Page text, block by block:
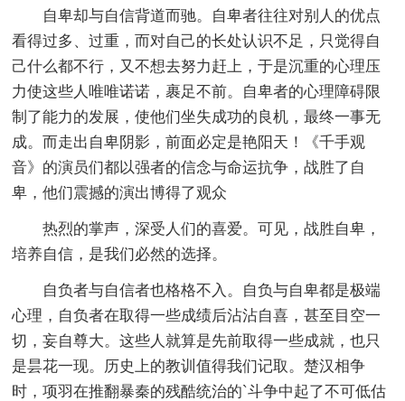
自卑却与自信背道而驰。自卑者往往对别人的优点
看得过多、过重，而对自己的长处认识不足，只觉得自
己什么都不行，又不想去努力赶上，于是沉重的心理压
力使这些人唯唯诺诺，裹足不前。自卑者的心理障碍限
制了能力的发展，使他们坐失成功的良机，最终一事无
成。而走出自卑阴影，前面必定是艳阳天！《千手观
音》的演员们都以强者的信念与命运抗争，战胜了自
卑，他们震撼的演出博得了观众
热烈的掌声，深受人们的喜爱。可见，战胜自卑，
培养自信，是我们必然的选择。
自负者与自信者也格格不入。自负与自卑都是极端
心理，自负者在取得一些成绩后沾沾自喜，甚至目空一
切，妄自尊大。这些人就算是先前取得一些成就，也只
是昙花一现。历史上的教训值得我们记取。楚汉相争
时，项羽在推翻暴秦的残酷统治的`斗争中起了不可低估